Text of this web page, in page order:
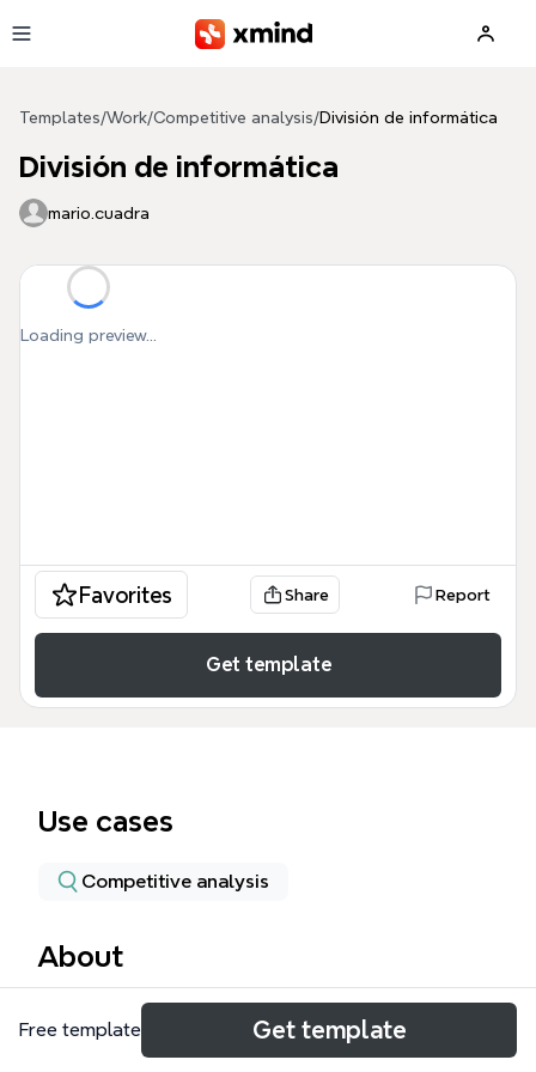
Templates/Work/Competitive analysis/División de informática
División de informática
mario.cuadra
Loading preview...
Favorites Share Report
Get template
Use cases
Competitive analysis
About
La plantilla 'División de informática' de Xmind es un
mapa mental exhaustivo que cubre seis marcos de
Free template Get template